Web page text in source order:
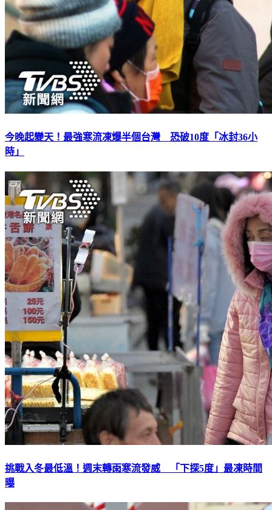
今晚起變天！最強寒流凍爆半個台灣 恐破10度「冰封36小
時」
挑戰入冬最低溫！週末轉雨寒流發威 「下探5度」最凍時間
曝